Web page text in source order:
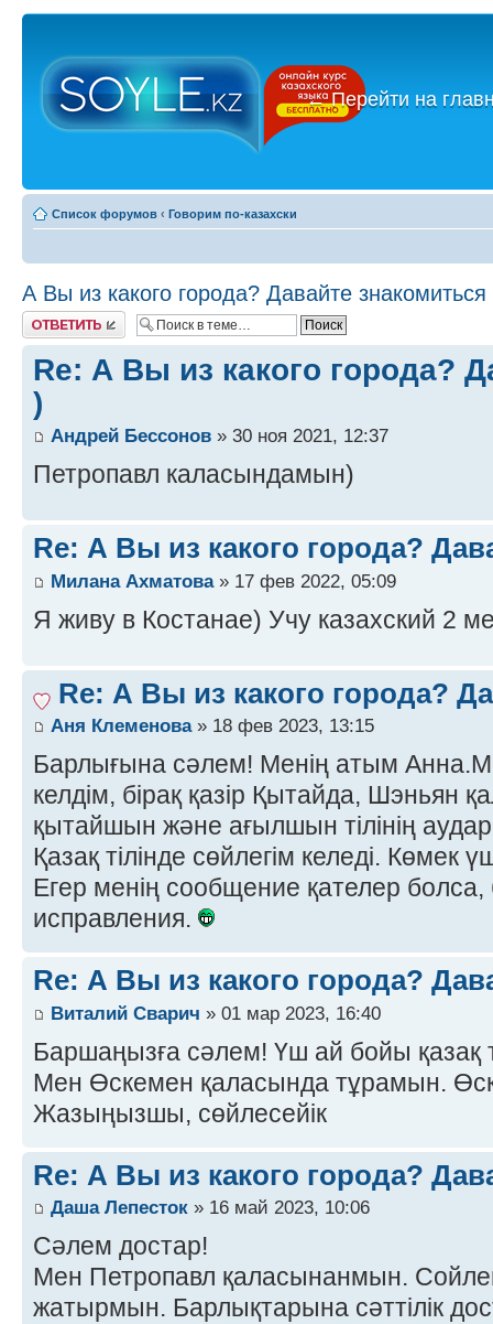
←Перейти на
Список форумов ‹ Говорим по-казахски
А Вы из какого города? Давайте знакомиться
Ответить
Re: А Вы из какого города?
)
Андрей Бессонов » 30 ноя 2021, 12:37
Петропавл каласындамын)
Re: А Вы из какого города?
Милана Ахматова» 17 фев 2022, 05:09
Я живу в Костанае) Учу казахский 2
Re: А Вы из какого города?
Аня Клеменова» 18 фев 2023, 13:15
Барлығына сәлем! Менің атым
келдім, бірақ қазір Қытайда, Шэньян
қытайшын және ағылшын тілінің
Қазақ тілінде сөйлегім келеді. Көмек
Егер менің сообщение қателер болса,
исправления.
Re: А Вы из какого города?
Виталий Сварич » 01 мар 2023, 16:40
Баршаңызға сәлем! Үш ай бойы қазақ
Мен Өскемен қаласында тұрамын.
Жазыңызшы, сөйлесейік
Re: А Вы из какого города?
Даша Лепесток » 16 май 2023, 10:06
Сәлем достар!
Мен Петропавл қаласынанмын.
жатырмын. Барлықтарына сәттілік